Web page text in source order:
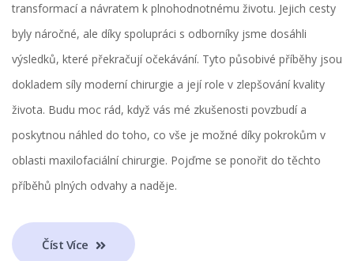
transformací a návratem k plnohodnotnému životu. Jejich cesty
byly náročné, ale díky spolupráci s odborníky jsme dosáhli
výsledků, které překračují očekávání. Tyto působivé příběhy jsou
dokladem síly moderní chirurgie a její role v zlepšování kvality
života. Budu moc rád, když vás mé zkušenosti povzbudí a
poskytnou náhled do toho, co vše je možné díky pokrokům v
oblasti maxilofaciální chirurgie. Pojďme se ponořit do těchto
příběhů plných odvahy a naděje.
Číst Více